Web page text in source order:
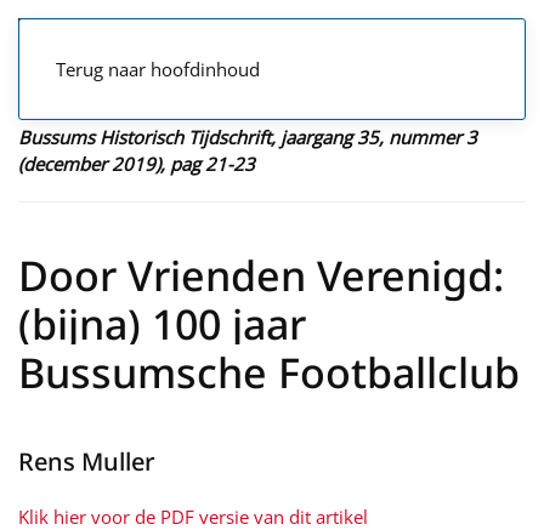
Terug naar hoofdinhoud
Bussums Historisch Tijdschrift, jaargang 35, nummer 3
(december 2019), pag 21-23
Door Vrienden Verenigd:
(bijna) 100 jaar
Bussumsche Footballclub
Rens Muller
Klik hier voor de PDF versie van dit artikel